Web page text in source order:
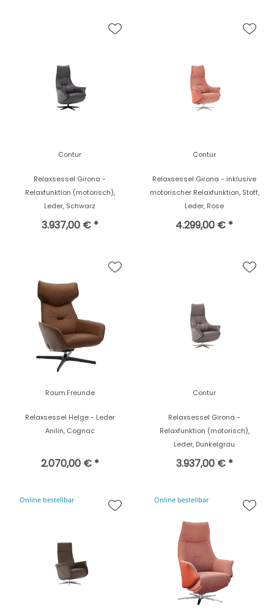
Contur
Relaxsessel Girona -
Relaxfunktion (motorisch),
Leder, Schwarz
3.937,00 € *
Contur
Relaxsessel Girona - inklusive
motorischer Relaxfunktion, Stoff,
Leder, Rose
4.299,00 € *
Raum.Freunde
Relaxsessel Helge - Leder
Anilin, Cognac
2.070,00 € *
Contur
Relaxsessel Girona -
Relaxfunktion (motorisch),
Leder, Dunkelgrau
3.937,00 € *
Online bestellbar Online bestellbar